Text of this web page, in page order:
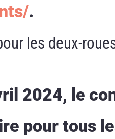
.
les deux-
2024, le
pour tous